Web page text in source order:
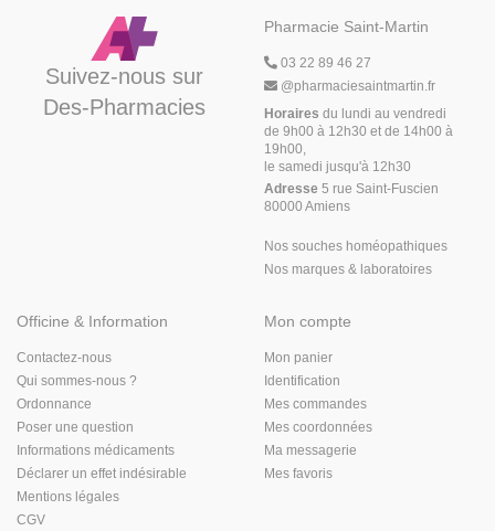
Suivez-nous sur
Des-Pharmacies
Pharmacie Saint-Martin
03 22 89 46 27
@pharmaciesaintmartin.fr
Horaires du lundi au vendredi
de 9h00 à 12h30 et de 14h00 à
19h00,
le samedi jusqu'à 12h30
Adresse 5 rue Saint-Fuscien
80000 Amiens
Nos souches homéopathiques
Nos marques & laboratoires
Officine & Information
Contactez-nous
Qui sommes-nous ?
Ordonnance
Poser une question
Informations médicaments
Déclarer un effet indésirable
Mentions légales
CGV
Mon compte
Mon panier
Identification
Mes commandes
Mes coordonnées
Ma messagerie
Mes favoris